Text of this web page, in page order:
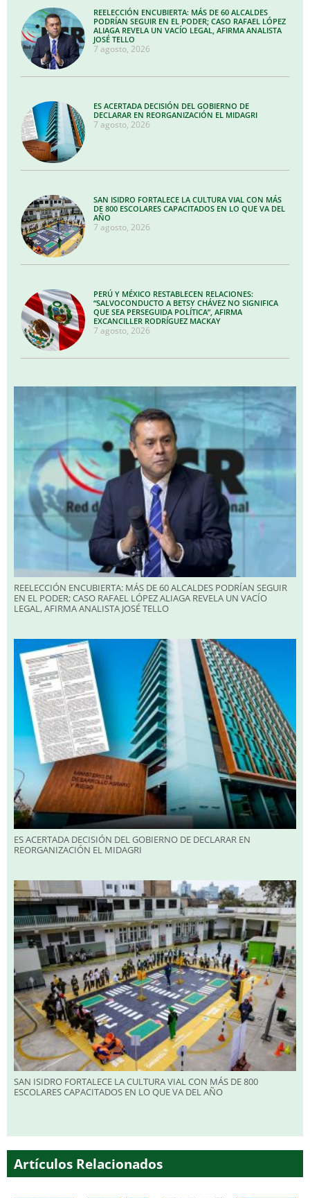
REELECCIÓN ENCUBIERTA: MÁS DE 60 ALCALDES
PODRÍAN SEGUIR EN EL PODER; CASO RAFAEL LÓPEZ
ALIAGA REVELA UN VACÍO LEGAL, AFIRMA ANALISTA
JOSÉ TELLO
7 agosto, 2026
ES ACERTADA DECISIÓN DEL GOBIERNO DE
DECLARAR EN REORGANIZACIÓN EL MIDAGRI
7 agosto, 2026
SAN ISIDRO FORTALECE LA CULTURA VIAL CON MÁS
DE 800 ESCOLARES CAPACITADOS EN LO QUE VA DEL
AÑO
7 agosto, 2026
PERÚ Y MÉXICO RESTABLECEN RELACIONES:
“SALVOCONDUCTO A BETSY CHÁVEZ NO SIGNIFICA
QUE SEA PERSEGUIDA POLÍTICA”, AFIRMA
EXCANCILLER RODRÍGUEZ MACKAY
7 agosto, 2026
REELECCIÓN ENCUBIERTA: MÁS DE 60 ALCALDES PODRÍAN SEGUIR
EN EL PODER; CASO RAFAEL LÓPEZ ALIAGA REVELA UN VACÍO
LEGAL, AFIRMA ANALISTA JOSÉ TELLO
ES ACERTADA DECISIÓN DEL GOBIERNO DE DECLARAR EN
REORGANIZACIÓN EL MIDAGRI
SAN ISIDRO FORTALECE LA CULTURA VIAL CON MÁS DE 800
ESCOLARES CAPACITADOS EN LO QUE VA DEL AÑO
Artículos Relacionados